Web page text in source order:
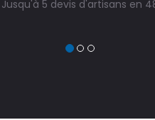
Jusqu'à 5 devis d'artisans en